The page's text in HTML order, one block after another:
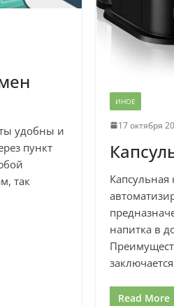
удобны и
пункт
так
ИНОЕ
17 октября
напитка в
Read More